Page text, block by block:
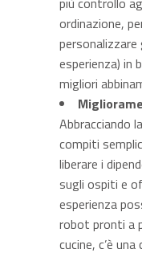
ordinazione,
personalizzare
esperienza) in
migliori
Abbracciando
compiti
liberare i
sugli ospiti e
esperienza
robot pronti a
cucine, c’è